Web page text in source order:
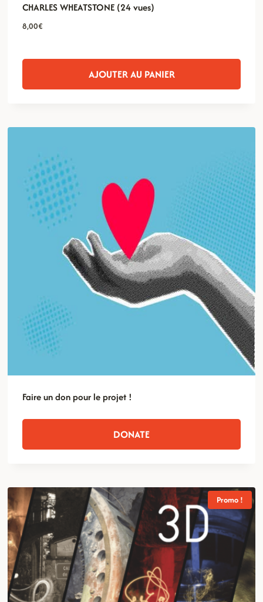
CHARLES WHEATSTONE (24 vues)
8,00€
AJOUTER AU PANIER
Faire un don pour le projet !
DONATE
Promo !